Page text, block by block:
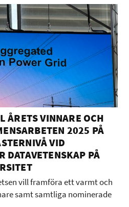
ÅRETS VINNARE OCH
2025 PÅ
VID
DATAVETENSKAP PÅ
vill framföra ett varmt och
samt samtliga nominerade